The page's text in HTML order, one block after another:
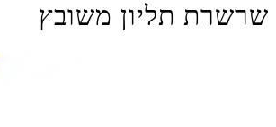
שרשרת תליון משובץ